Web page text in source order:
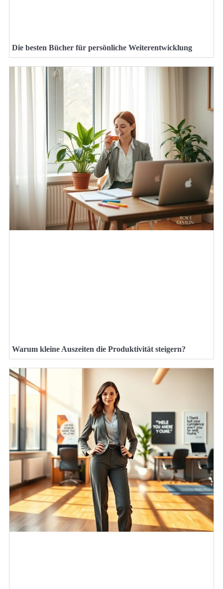
Die besten Bücher für persönliche Weiterentwicklung
Warum kleine Auszeiten die Produktivität steigern?